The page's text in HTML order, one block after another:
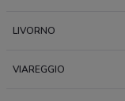
LIVORNO
VIAREGGIO